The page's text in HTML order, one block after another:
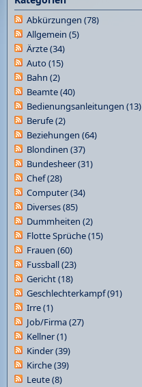
Abkürzungen (78)
Allgemein (5)
Ärzte(34)
Auto(15)
Bahn (2)
Beamte(40)
Bedienungsanleitungen (13)
Berufe(2)
Beziehungen (64)
Blondinen (37)
Bundesheer(31)
Chef(28)
Computer(34)
Diverses(85)
Dummheiten (2)
Flotte Sprüche(15)
Frauen (60)
Fussball(23)
Gericht(18)
Geschlechterkampf(91)
Irre(1)
Job/Firma(27)
Kellner(1)
Kinder(39)
Kirche(39)
Leute(8)